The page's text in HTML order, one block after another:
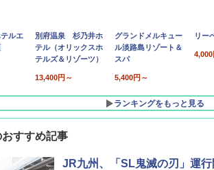
ルエ
別府温泉 杉乃井ホ
テル（オリックスホ
テルズ＆リゾーツ）
13,400円～
グランドメルキュー
ル淡路島リゾート＆
スパ
5,400円～
リー
4,000
ランキングをもっと見る
すすめ記事
JR九州、「SL鬼滅の刃」運